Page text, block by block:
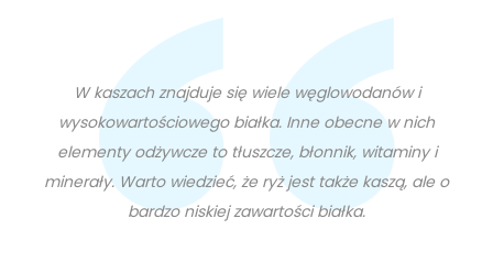
W kaszach znajduje się wiele węglowodanów i
wysokowartościowego białka. Inne obecne w nich
elementy odżywcze to tłuszcze, błonnik, witaminy i
minerały. Warto wiedzieć, że ryż jest także kaszą, ale o
bardzo niskiej zawartości białka.